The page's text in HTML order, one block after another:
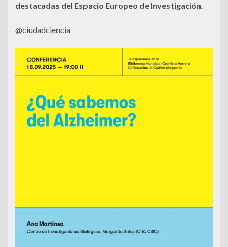
destacadas del Espacio Europeo de Investigación.
@ciudadciencia